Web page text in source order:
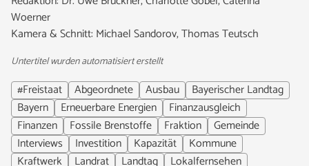
Woerner
Kamera & Schnitt: Michael Sandorov, Thomas Teutsch
Untertitel wurden automatisiert erstellt
#Freistaat Abgeordnete Ausbau
Bayerischer Landtag
Bayern
Erneuerbare Energien
Finanzausgleich
Finanzen
Fossile Brenstoffe Fraktion
Gemeinde
Interviews
Investition Kapazität
Kommune
Kraftwerk
Landrat Landtag
Lokalfernsehen